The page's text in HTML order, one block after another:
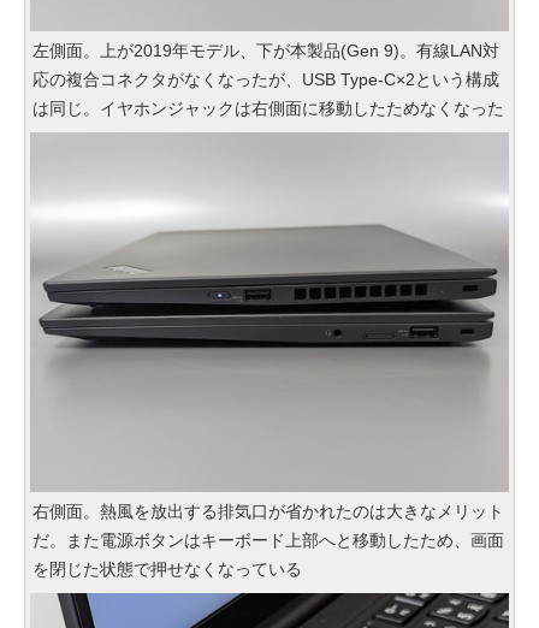
左側面。上が2019年モデル、下が本製品(Gen 9)。有線LAN対
応の複合コネクタがなくなったが、USB Type-C×2という構成
は同じ。イヤホンジャックは右側面に移動したためなくなった
右側面。熱風を放出する排気口が省かれたのは大きなメリット
だ。また電源ボタンはキーボード上部へと移動したため、画面
を閉じた状態で押せなくなっている